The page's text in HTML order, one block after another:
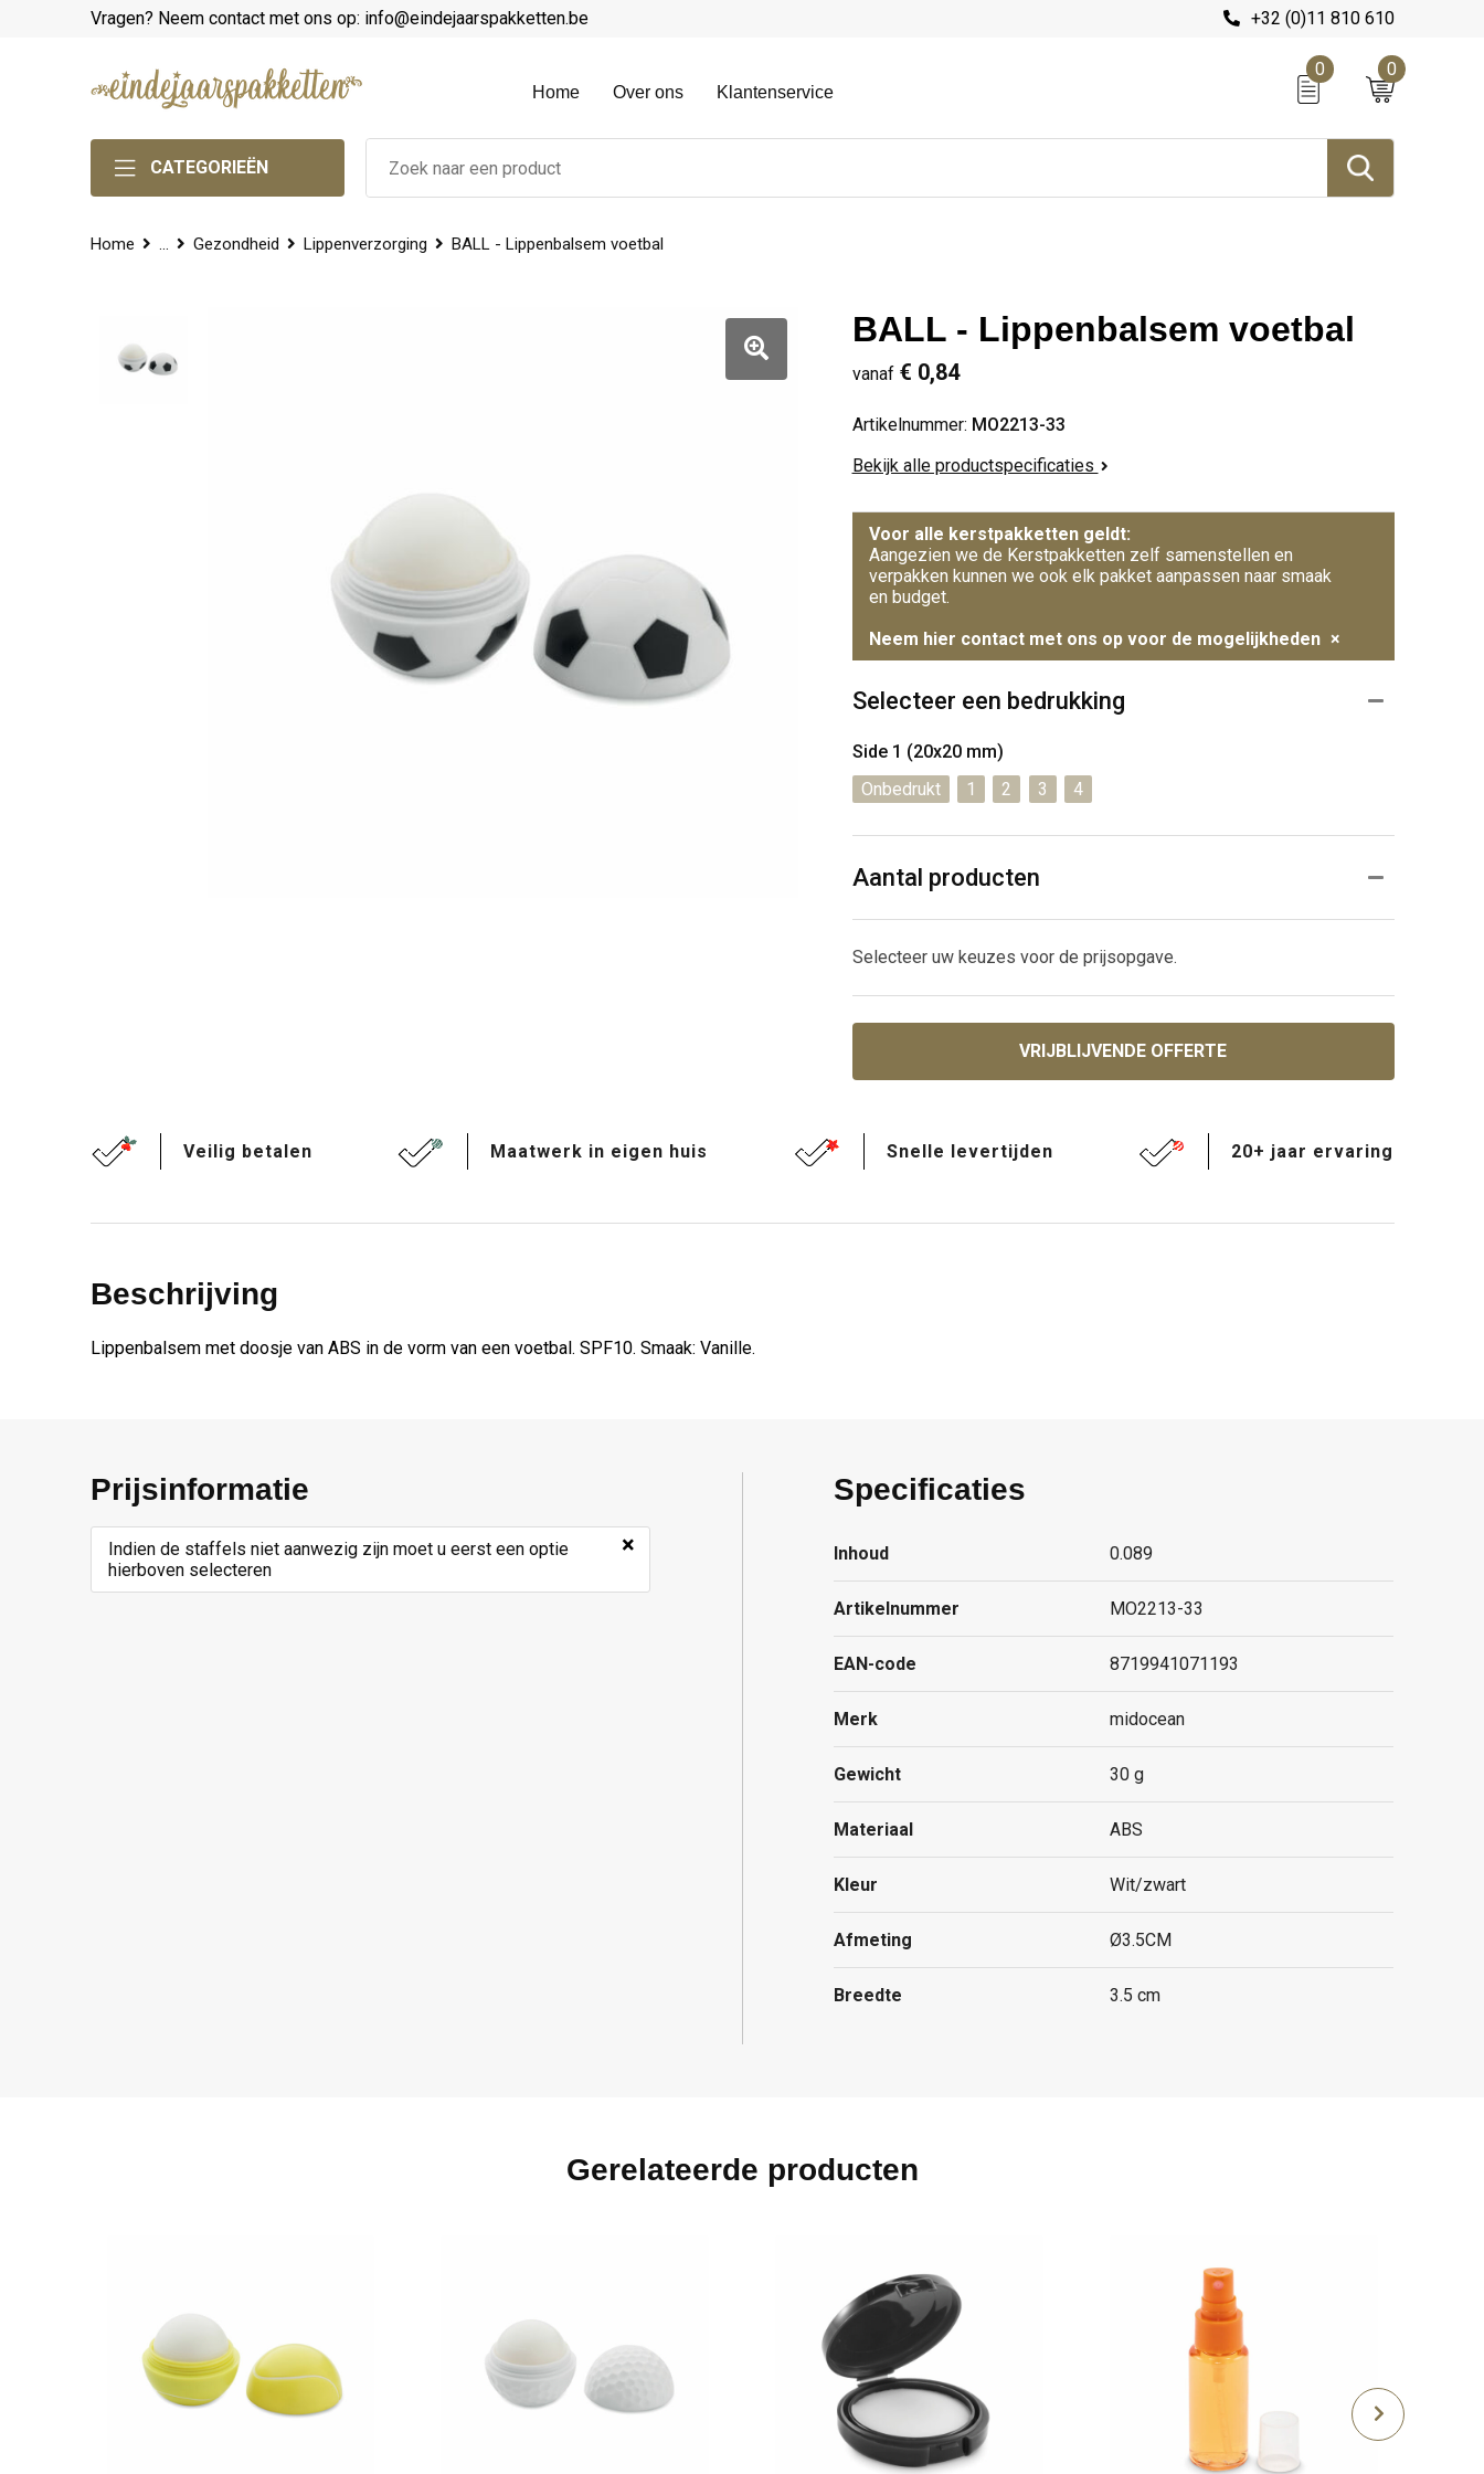
Vragen? Neem contact met ons op: info@eindejaarspakketten.be +32 (0)11 810 610
Home Over ons Klantenservice
0 0
CATEGORIEËN
Home ... Gezondheid Lippenverzorging BALL - Lippenbalsem voetbal
BALL - Lippenbalsem voetbal
vanaf € 0,84
Artikelnummer: MO2213-33
Bekijk alle productspecificaties
Voor alle kerstpakketten geldt:
Aangezien we de Kerstpakketten zelf samenstellen en
verpakken kunnen we ook elk pakket aanpassen naar smaak
en budget.
Neem hier contact met ons op voor de mogelijkheden ×
Selecteer een bedrukking
Side 1 (20x20 mm)
Onbedrukt
1 2 3 4
Aantal producten
Selecteer uw keuzes voor de prijsopgave.
VRIJBLIJVENDE OFFERTE
Veilig betalen Maatwerk in eigen huis Snelle levertijden 20+ jaar ervaring
Beschrijving
Lippenbalsem met doosje van ABS in de vorm van een voetbal. SPF10. Smaak: Vanille.
Prijsinformatie
Indien de staffels niet aanwezig zijn moet u eerst een optie
hierboven selecteren
×
Specificaties
Inhoud 0.089
Artikelnummer MO2213-33
EAN-code 8719941071193
Merk midocean
Gewicht 30 g
Materiaal ABS
Kleur Wit/zwart
Afmeting Ø3.5CM
Breedte 3.5 cm
Gerelateerde producten